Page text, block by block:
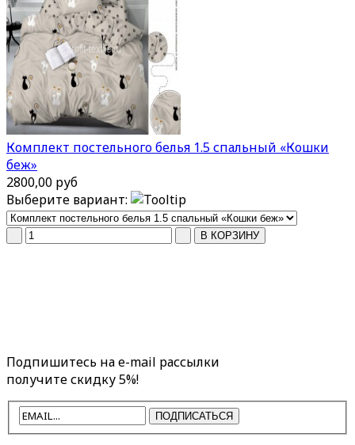
Комплект постельного белья 1.5 спальный «Кошки
беж»
2800,00 руб
Выберите вариант:
Подпишитесь на e-mail рассылки
получите скидку 5%!
ПОДПИСАТЬСЯ